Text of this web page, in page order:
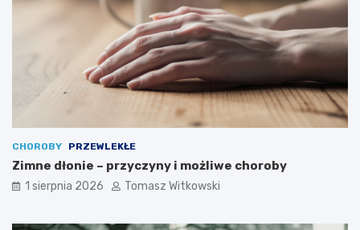
CHOROBY PRZEWLEKŁE
Zimne dłonie – przyczyny i możliwe choroby
1 sierpnia 2026 Tomasz Witkowski